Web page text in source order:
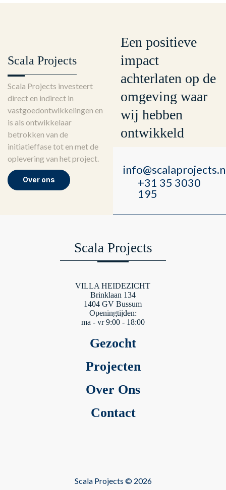
Scala Projects
Scala Projects investeert
direct en indirect in
vastgoedontwikkelingen en
is als ontwikkelaar
betrokken van de
initiatieffase tot en met de
oplevering van het project.
Over ons
Een positieve
impact
achterlaten op de
omgeving waar
wij hebben
ontwikkeld
+31 35 3030
195
Scala Projects
VILLA HEIDEZICHT
Brinklaan 134
1404 GV Bussum
Openingtijden:
ma - vr 9:00 - 18:00
Gezocht
Projecten
Over Ons
Contact
Scala Projects © 2026